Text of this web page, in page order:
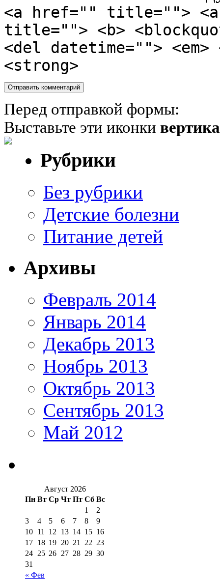
<a href="" title="">
title=""> <b>
<del datetime="">
<strong>
Перед отправкой формы:
Выставьте эти иконки
Рубрики
Без рубрики
Детские болезни
Питание детей
Архивы
Февраль 2014
Январь 2014
Декабрь 2013
Ноябрь 2013
Октябрь 2013
Сентябрь 2013
Май 2012
Август 2026
Пн Вт Ср Чт Пт Сб Вс
« Фев
1
2
3
4 5 6 7 8
9
10 11 12 13 14 15 16
17 18 19 20 21 22 23
24 25 26 27 28 29 30
31